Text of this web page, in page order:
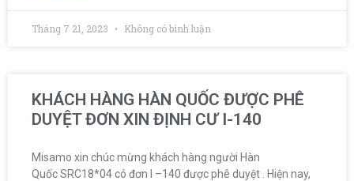
Tháng 7 21, 2023 Không có bình luận
KHÁCH HÀNG HÀN QUỐC ĐƯỢC PHÊ
DUYỆT ĐƠN XIN ĐỊNH CƯ I-140
Misamo xin chúc mừng khách hàng người Hàn
Quốc SRC18*04 có đơn I –140 được phê duyệt . Hiện nay,